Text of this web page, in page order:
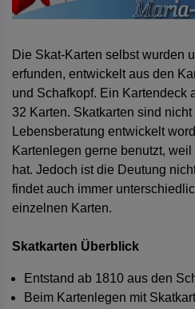
Die Skat-Karten selbst wurden
erfunden, entwickelt aus den
und Schafkopf. Ein Kartendeck
32 Karten. Skatkarten sind nicht
Lebensberatung entwickelt
Kartenlegen gerne benutzt,
hat. Jedoch ist die Deutung
findet auch immer
einzelnen Karten.
Skatkarten Überblick
Entstand ab 1810 aus den
Beim Kartenlegen mit